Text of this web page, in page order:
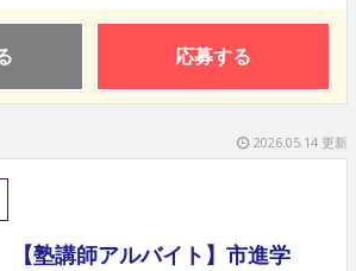
応募する
2026.05.14 更新
【塾講師アルバイト】市進学